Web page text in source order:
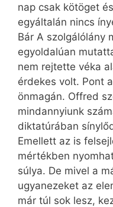
nap csak kötöget
egyáltalán nincs
Bár A szolgálólány
egyoldalúan
nem rejtette véka
érdekes volt. Pont
önmagán. Offred
mindannyiunk
diktatúrában
Emellett az is
mértékben
súlya. De mivel a
ugyanezeket az
már túl sok lesz,